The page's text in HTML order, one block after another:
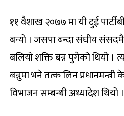
११ वैशाख २०७७ मा यी दुई
बन्यो । जसपा बन्दा संघीय
बलियो शक्ति बन्न पुगेको थियो ।
बन्नुमा भने तत्कालिन
विभाजन सम्बन्धी अध्यादेश थियो ।